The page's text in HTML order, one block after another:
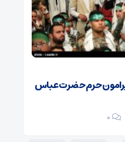
متر طول، پیرامون حرم حضرت عباس
۰